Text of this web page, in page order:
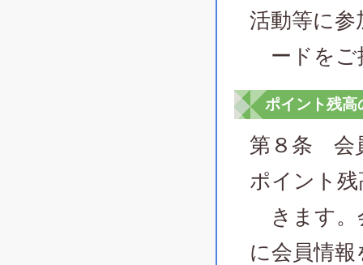
活動等に
ードをご
ポイント残高
第８条 会
ポイント
きます。
に会員情